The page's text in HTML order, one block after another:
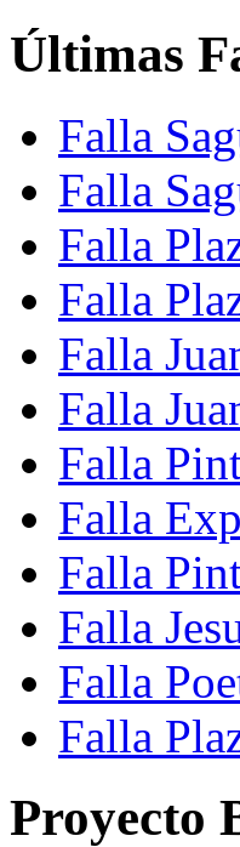
Últimas
Falla
Falla
Falla
Falla
Falla
Falla
Falla
Falla
Falla
Falla
Falla
Falla
Proyecto